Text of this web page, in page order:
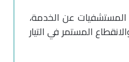
صعوبات كبيرة في ظل خروج أكثر من 70% من المستشفيات عن الخدمة،
المستمر في التيار